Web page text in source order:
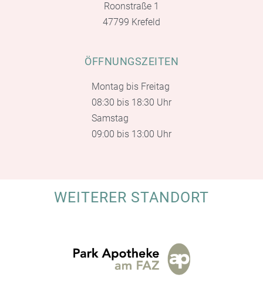
Roonstraße 1
47799 Krefeld
ÖFFNUNGSZEITEN
Montag bis Freitag
08:30 bis 18:30 Uhr
Samstag
09:00 bis 13:00 Uhr
WEITERER STANDORT